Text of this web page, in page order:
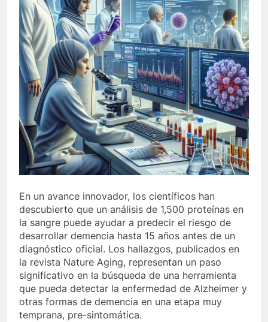
En un avance innovador, los científicos han
descubierto que un análisis de 1,500 proteínas en
la sangre puede ayudar a predecir el riesgo de
desarrollar demencia hasta 15 años antes de un
diagnóstico oficial. Los hallazgos, publicados en
la revista Nature Aging, representan un paso
significativo en la búsqueda de una herramienta
que pueda detectar la enfermedad de Alzheimer y
otras formas de demencia en una etapa muy
temprana, pre-sintomática.